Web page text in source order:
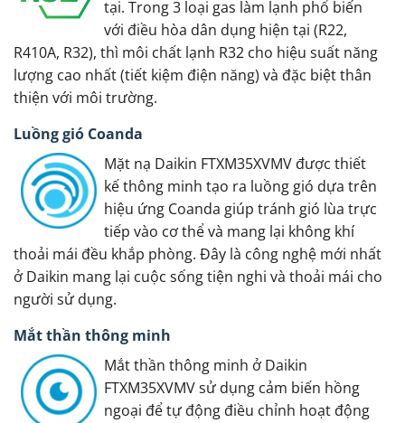
tại. Trong 3 loại gas làm lạnh phổ biến
với điều hòa dân dụng hiện tại (R22,
R410A, R32), thì môi chất lạnh R32 cho hiệu suất năng
lượng cao nhất (tiết kiệm điện năng) và đặc biệt thân
thiện với môi trường.
Luồng gió Coanda
Mặt nạ Daikin FTXM35XVMV được thiết
kế thông minh tạo ra luồng gió dựa trên
hiệu ứng Coanda giúp tránh gió lùa trực
tiếp vào cơ thể và mang lại không khí
thoải mái đều khắp phòng. Đây là công nghệ mới nhất
ở Daikin mang lại cuộc sống tiện nghi và thoải mái cho
người sử dụng.
Mắt thần thông minh
Mắt thần thông minh ở Daikin
FTXM35XVMV sử dụng cảm biến hồng
ngoại để tự động điều chỉnh hoạt động